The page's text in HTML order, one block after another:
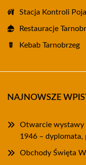
Stacja Kontroli
Restauracje
Kebab Tarnobrzeg
NAJNOWSZE
Otwarcie wystawy
1946 – dyplomata,
Obchody Święta